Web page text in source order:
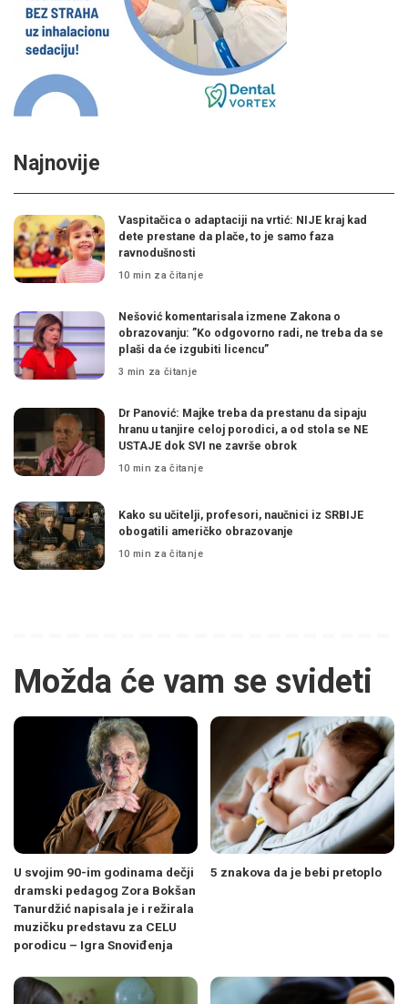
Najnovije
Vaspitačica o adaptaciji na vrtić: NIJE kraj kad
dete prestane da plače, to je samo faza
ravnodušnosti
10 min za čitanje
Nešović komentarisala izmene Zakona o
obrazovanju: ”Ko odgovorno radi, ne treba da se
plaši da će izgubiti licencu”
3 min za čitanje
Dr Panović: Majke treba da prestanu da sipaju
hranu u tanjire celoj porodici, a od stola se NE
USTAJE dok SVI ne završe obrok
10 min za čitanje
Kako su učitelji, profesori, naučnici iz SRBIJE
obogatili američko obrazovanje
10 min za čitanje
Možda će vam se svideti
U svojim 90-im godinama dečji
dramski pedagog Zora Bokšan
Tanurdžić napisala je i režirala
muzičku predstavu za CELU
porodicu – Igra Snoviđenja
5 znakova da je bebi pretoplo